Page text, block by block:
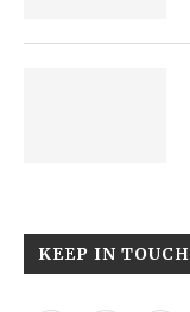
KEEP IN TOUCH